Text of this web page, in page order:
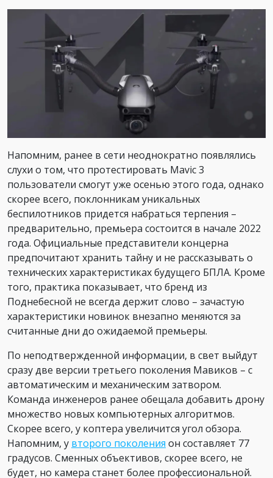
Напомним, ранее в сети неоднократно появлялись
слухи о том, что протестировать Mavic 3
пользователи смогут уже осенью этого года, однако
скорее всего, поклонникам уникальных
беспилотников придется набраться терпения –
предварительно, премьера состоится в начале 2022
года. Официальные представители концерна
предпочитают хранить тайну и не рассказывать о
технических характеристиках будущего БПЛА. Кроме
того, практика показывает, что бренд из
Поднебесной не всегда держит слово – зачастую
характеристики новинок внезапно меняются за
считанные дни до ожидаемой премьеры.
По неподтвержденной информации, в свет выйдут
сразу две версии третьего поколения Мавиков – с
автоматическим и механическим затвором.
Команда инженеров ранее обещала добавить дрону
множество новых компьютерных алгоритмов.
Скорее всего, у коптера увеличится угол обзора.
Напомним, у второго поколения он составляет 77
градусов. Сменных объективов, скорее всего, не
будет, но камера станет более профессиональной.